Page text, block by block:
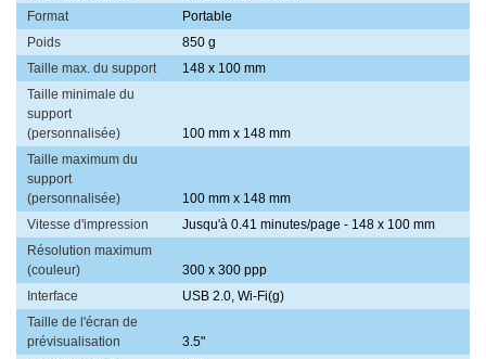
Format
Portable
Poids
850 g
Taille max. du support
148 x 100 mm
Taille minimale du
support
(personnalisée)
100 mm x 148 mm
Taille maximum du
support
(personnalisée)
100 mm x 148 mm
Vitesse d'impression
Jusqu'à 0.41 minutes/page - 148 x 100 mm
Résolution maximum
(couleur)
300 x 300 ppp
Interface
USB 2.0, Wi-Fi(g)
Taille de l'écran de
prévisualisation
3.5"